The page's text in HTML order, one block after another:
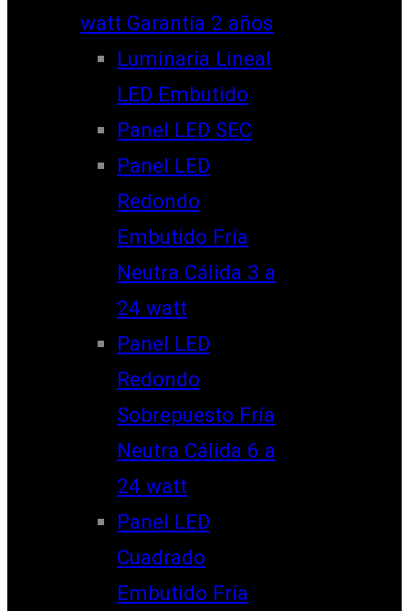
watt Garantía 2 años
Luminaria Lineal
LED Embutido
Panel LED SEC
Panel LED
Redondo
Embutido Fría
Neutra Cálida 3 a
24 watt
Panel LED
Redondo
Sobrepuesto Fría
Neutra Cálida 6 a
24 watt
Panel LED
Cuadrado
Embutido Fría